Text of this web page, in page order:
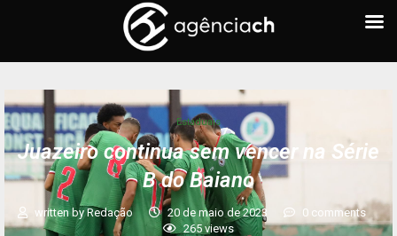
Estaduais
Juazeiro continua sem vencer na Série
B do Baiano
written byRedação 20 de maio de 2023
0 comments
265 views